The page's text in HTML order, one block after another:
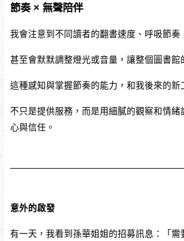
節奏 × 無聲陪伴
我會注意到不同讀者的翻書速度、呼吸節奏
甚至會默默調整燈光或音量，讓整個圖書館
這種感知與掌握節奏的能力，和我後來的
不只是提供服務，而是用細膩的觀察和情緒
心與信任。
意外的啟發
有一天，我看到孫華姐姐的招募訊息：「需